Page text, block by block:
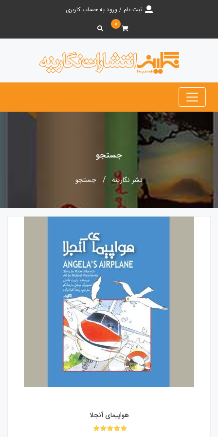
ثبت نام / ورود به حساب کاربری
۰
جستجو
نشر نگارینه جستجو
هواپیمای آنجلا